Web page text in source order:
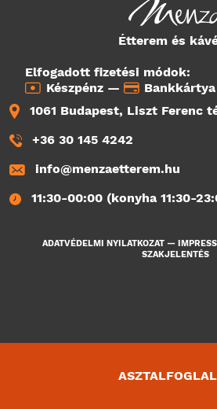
Étterem és
Elfogadott fizetési módok:
Készpénz —
1061 Budapest, Liszt Ferenc
+36 30 145 4242
info@menzaetterem.hu
11:30-00:00 (konyha 11:30-
ADATVÉDELMI NYILATKOZAT —
SZAKJELENTÉS